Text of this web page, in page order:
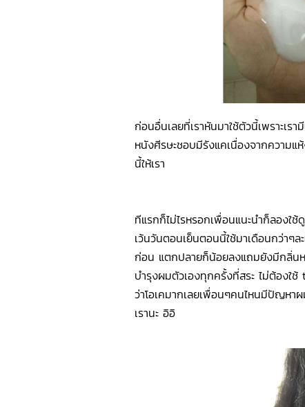
ก่อนอื่นเลยที่เราหันมาใช้ตัวนี้เพราะเ
หนังศีรษะชอบมีรังแคเนื่องจากความแ
นี้ให้เรา
ทีแรกก็ไม่ไรหรอกเพื่อนแนะนำก็ลองใช้
เว้นวันตอนเย็นตอนนี้ใช้มาเดือนกว่าๆ
ก่อน แตกปลายก็น้อยลงแถมยังมีกลิ่น
บำรุงผมตัวเองทุกครั้งที่สระ ไม่ต้องใช้
ว่าโอเคมากเลยเพื่อนๆคนไหนมีปัญหา
เรานะ อิอิ